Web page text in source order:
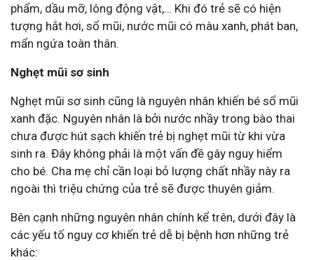
phẩm, dầu mỡ, lông động vật,… Khi đó trẻ sẽ có hiện
tượng hắt hơi, sổ mũi, nước mũi có màu xanh, phát ban,
mẩn ngứa toàn thân.
Nghẹt mũi sơ sinh
Nghẹt mũi sơ sinh cũng là nguyên nhân khiến bé sổ mũi
xanh đặc. Nguyên nhân là bởi nước nhầy trong bào thai
chưa được hút sạch khiến trẻ bị nghẹt mũi từ khi vừa
sinh ra. Đây không phải là một vấn đề gây nguy hiểm
cho bé. Cha mẹ chỉ cần loại bỏ lượng chất nhầy này ra
ngoài thì triệu chứng của trẻ sẽ được thuyên giảm.
Bên cạnh những nguyên nhân chính kể trên, dưới đây là
các yếu tố nguy cơ khiến trẻ dễ bị bệnh hơn những trẻ
khác: